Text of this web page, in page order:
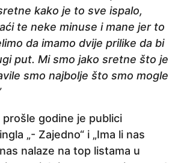
kako je to sve ispalo,
te neke minuse i mane jer to
da imamo dvije prilike da bi
put. Mi smo jako sretne što je
smo najbolje što smo mogle
prošle godine je publici
„- Zajedno“ i „Ima li nas
nalaze na top listama u